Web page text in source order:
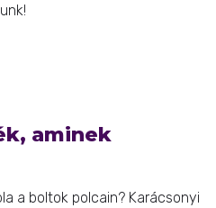
aminek
a boltok polcain? Karácsonyi